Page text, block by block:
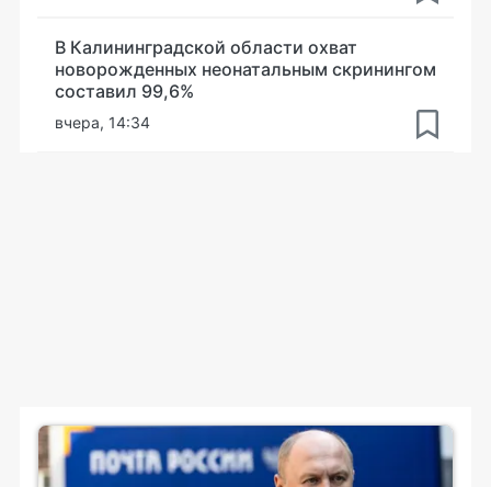
В Калининградской области охват
новорожденных неонатальным скринингом
составил 99,6%
вчера, 14:34